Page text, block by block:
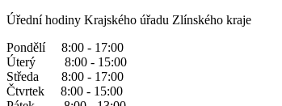
Úřední hodiny Krajského úřadu Zlínského kraje
Pondělí 8:00 - 17:00
Úterý 8:00 - 15:00
Středa 8:00 - 17:00
Čtvrtek 8:00 - 15:00